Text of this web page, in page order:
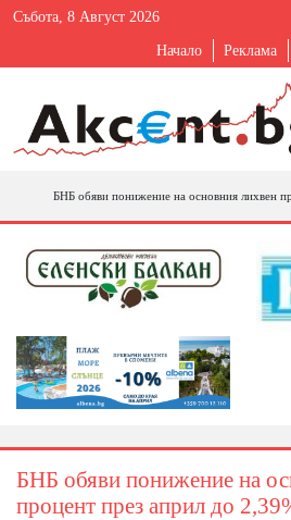
Събота, 8 Август 2026
Начало Реклама
БНБ обяви понижение на основния лихвен
БНБ обяви понижение на
процент през април до